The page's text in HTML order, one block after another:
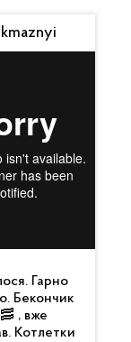
Гарно
Бекончик
, вже
Котлетки